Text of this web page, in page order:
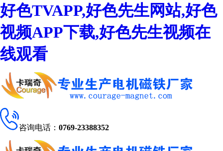
好色TVAPP,好色先生网站,好色
视频APP下载,好色先生视频在
线观看
咨询电话： 0769-23388352